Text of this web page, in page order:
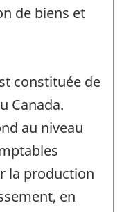
de biens et
constituée de
Canada.
au niveau
la production
en